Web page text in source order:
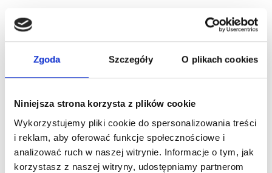
Zgoda Szczegóły O plikach cookies
Niniejsza strona korzysta z plików cookie
Wykorzystujemy pliki cookie do spersonalizowania treści
i reklam, aby oferować funkcje społecznościowe i
analizować ruch w naszej witrynie. Informacje o tym, jak
korzystasz z naszej witryny, udostępniamy partnerom